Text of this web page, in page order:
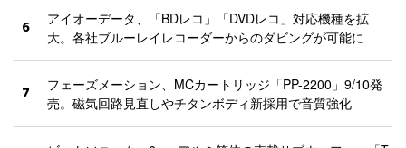
6
アイオーデータ、「BDレコ」「DVDレコ」対応機種を拡
大。各社ブルーレイレコーダーからのダビングが可能に
7
フェーズメーション、MCカートリッジ「PP-2200」9/10発
売。磁気回路見直しやチタンボディ新採用で音質強化